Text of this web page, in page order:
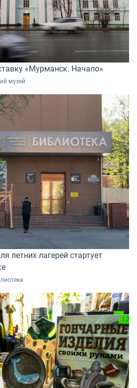
«Мурманск. Начало»
музей
летних лагерей стартует